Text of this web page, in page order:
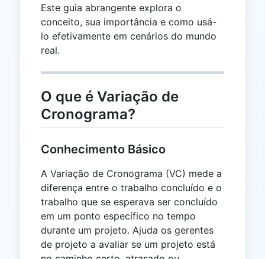
Este guia abrangente explora o
conceito, sua importância e como usá-
lo efetivamente em cenários do mundo
real.
O que é Variação de
Cronograma?
Conhecimento Básico
A Variação de Cronograma (VC) mede a
diferença entre o trabalho concluído e o
trabalho que se esperava ser concluído
em um ponto específico no tempo
durante um projeto. Ajuda os gerentes
de projeto a avaliar se um projeto está